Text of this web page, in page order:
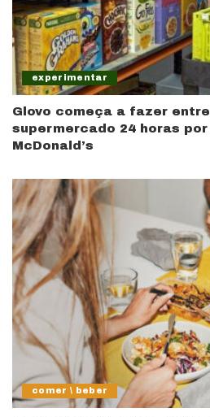
experimentar
Glovo começa a fazer
supermercado 24 horas
McDonald’s
comer \ beber